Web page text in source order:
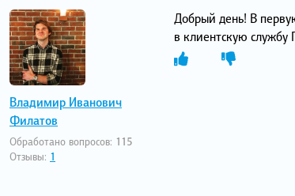
Владимир Иванович
Филатов
Обработано вопросов: 115
Отзывы: 1
Добрый день! В
в клиентскую службу